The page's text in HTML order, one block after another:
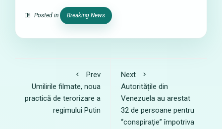
Posted in Breaking News
Prev
Umilirile filmate, noua
practică de terorizare a
regimului Putin
Next
Autoritățile din
Venezuela au arestat
32 de persoane pentru
“conspiraţie” împotriva